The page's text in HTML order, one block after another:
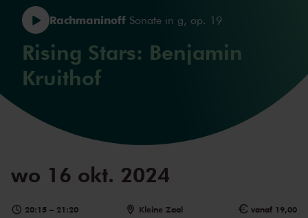
Rachmaninoff Sonate in g, op. 19
Rising Stars: Benjamin
Kruithof
wo 16 okt. 2024
20:15 – 21:20 Kleine Zaal vanaf 19,00